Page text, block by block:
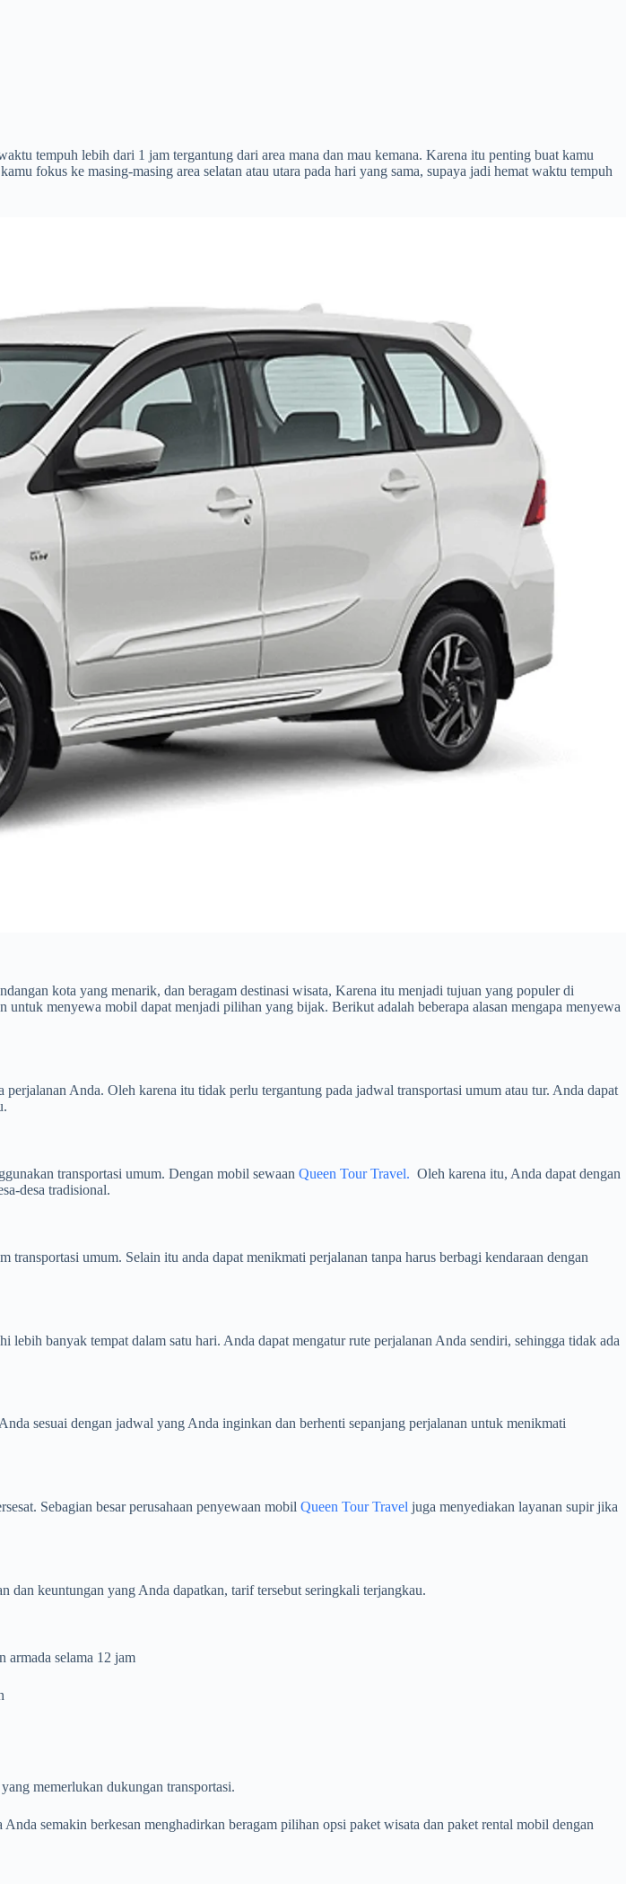
tempuh lebih dari 1 jam tergantung dari area mana dan mau kemana. Karena itu penting buat kamu
fokus ke masing-masing area selatan atau utara pada hari yang sama, supaya jadi hemat waktu tempuh
kota yang menarik, dan beragam destinasi wisata, Karena itu menjadi tujuan yang populer di
menyewa mobil dapat menjadi pilihan yang bijak. Berikut adalah beberapa alasan mengapa menyewa
Anda. Oleh karena itu tidak perlu tergantung pada jadwal transportasi umum atau tur. Anda dapat
transportasi umum. Dengan mobil sewaan Queen Tour Travel. Oleh karena itu, Anda dapat dengan
desa tradisional.
umum. Selain itu anda dapat menikmati perjalanan tanpa harus berbagi kendaraan dengan
banyak tempat dalam satu hari. Anda dapat mengatur rute perjalanan Anda sendiri, sehingga tidak ada
sesuai dengan jadwal yang Anda inginkan dan berhenti sepanjang perjalanan untuk menikmati
Sebagian besar perusahaan penyewaan mobil Queen Tour Travel juga menyediakan layanan supir jika
dan keuntungan yang Anda dapatkan, tarif tersebut seringkali terjangkau.
armada selama 12 jam
memerlukan dukungan transportasi.
semakin berkesan menghadirkan beragam pilihan opsi paket wisata dan paket rental mobil dengan